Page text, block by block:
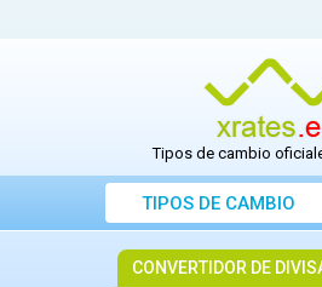
Tipos de cambio
TIPOS DE CAMBIO
CONVERTIDOR DE